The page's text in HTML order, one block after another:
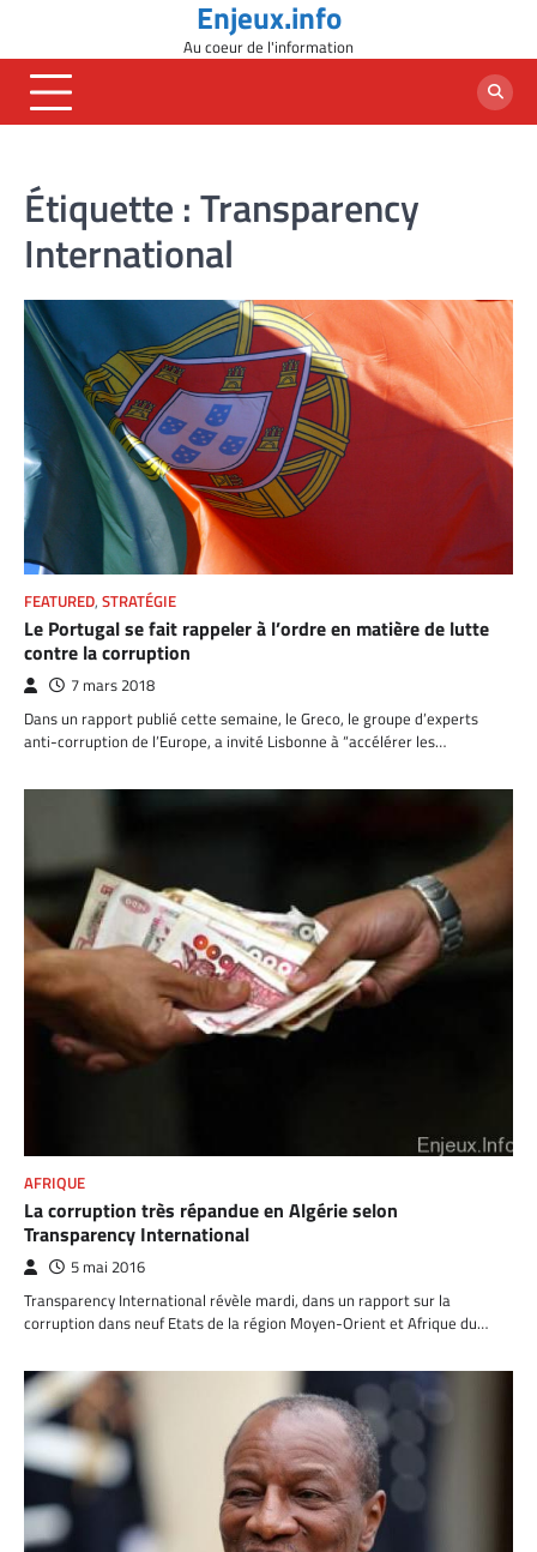
content
Enjeux.info
Au coeur de l'information
Étiquette :Transparency
International
FEATURED, STRATÉGIE
Le Portugal se fait rappeler à l’ordre en matière de lutte
contre la corruption
7 mars 2018
Dans un rapport publié cette semaine, le Greco, le groupe d’experts
anti-corruption de l’Europe, a invité Lisbonne à “accélérer les…
AFRIQUE
La corruption très répandue en Algérie selon
Transparency International
5 mai 2016
Transparency International révèle mardi, dans un rapport sur la
corruption dans neuf Etats de la région Moyen-Orient et Afrique du…